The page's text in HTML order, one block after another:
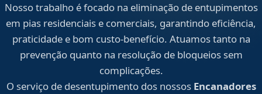
Nosso trabalho é focado na eliminação de entupimentos
em pias residenciais e comerciais, garantindo eficiência,
praticidade e bom custo-benefício. Atuamos tanto na
prevenção quanto na resolução de bloqueios sem
complicações.
O serviço de desentupimento dos nossos Encanadores